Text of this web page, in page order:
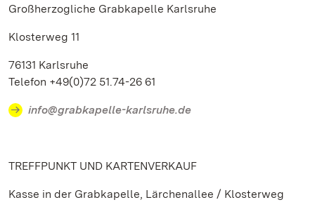
Großherzogliche Grabkapelle Karlsruhe
Klosterweg 11
76131 Karlsruhe
Telefon +49(0)72 51.74-26 61
info@grabkapelle-karlsruhe.de
TREFFPUNKT UND KARTENVERKAUF
Kasse in der Grabkapelle, Lärchenallee / Klosterweg